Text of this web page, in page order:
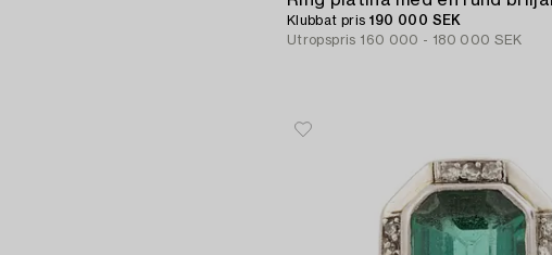
Klubbat pris 190 000 SEK
Utropspris 160 000 - 180 000 SEK